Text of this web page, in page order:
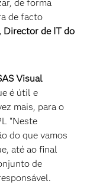
de forma
de facto
Director de IT do
Visual
é útil e
mais, para o
“Neste
do que vamos
até ao final
de